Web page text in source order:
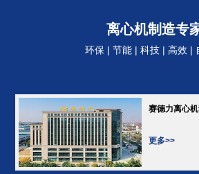
离心机制造专
环保 | 节能 | 科技 | 高效 |
赛德力离心
更多>>